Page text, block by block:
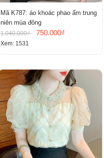
Mã K787: áo khoác phao ấm trung
niên mùa đông
1.040.000₫ 750.000₫
Xem: 1531